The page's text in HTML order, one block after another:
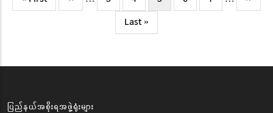
page
page
စာမျက်နှာ
page
Last
page
Last »
ပြည်နယ်အစိုးရအဖွဲ့ရုံးများ